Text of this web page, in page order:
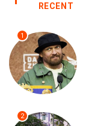
RECENT
1
2